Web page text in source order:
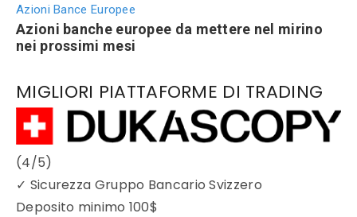
Azioni Bance Europee
Azioni banche europee da mettere nel mirino
nei prossimi mesi
MIGLIORI PIATTAFORME DI TRADING
(4/5)
✓ Sicurezza Gruppo Bancario Svizzero
Deposito minimo 100$